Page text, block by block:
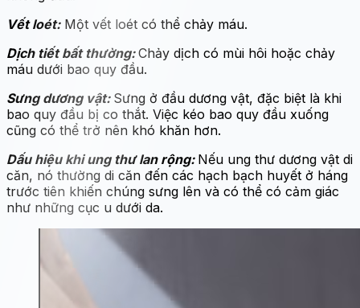
Vết loét:Một vết loét có thể chảy máu.
Dịch tiết bất thường:Chảy dịch có mùi hôi hoặc chảy
máu dưới bao quy đầu.
Sưng dương vật: Sưng ở đầu dương vật, đặc biệt là khi
bao quy đầu bị co thắt. Việc kéo bao quy đầu xuống
cũng có thể trở nên khó khăn hơn.
Dấu hiệu khi ung thư lan rộng: Nếu ung thư dương vật di
căn, nó thường di căn đến các hạch bạch huyết ở háng
trước tiên khiến chúng sưng lên và có thể có cảm giác
như những cục u dưới da.